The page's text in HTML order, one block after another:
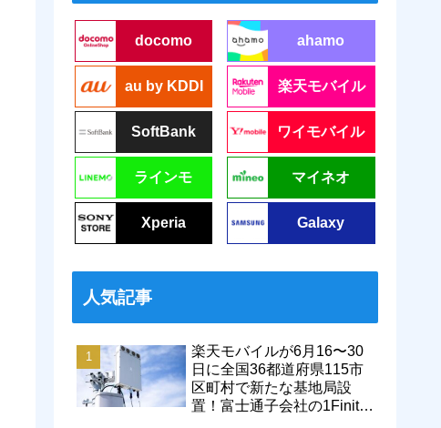
docomo ahamo
au by KDDI 楽天モバイル
SoftBank ワイモバイル
ラインモ マイネオ
Xperia Galaxy
人気記事
楽天モバイルが6月16〜30
日に全国36都道府県115市
区町村で新たな基地局設
置！富士通子会社の1Finity